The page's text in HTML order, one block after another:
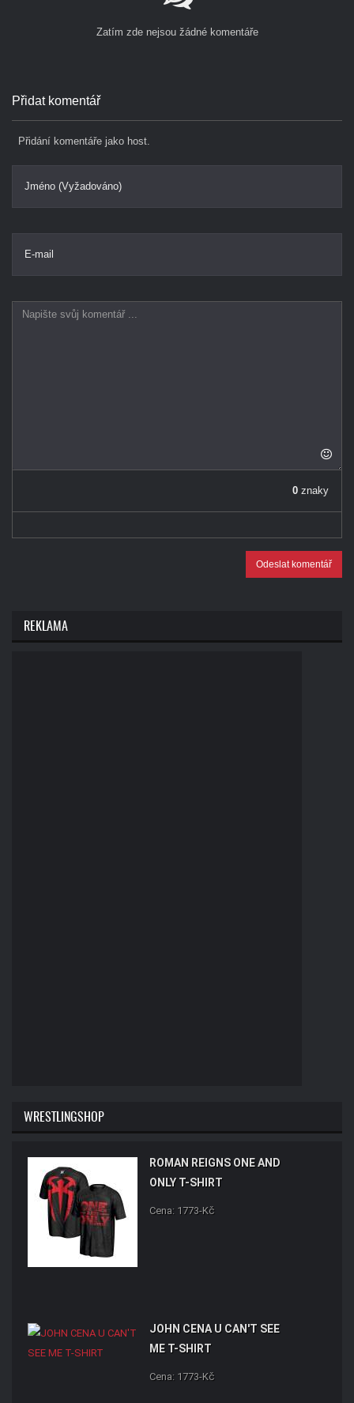
Zatím zde nejsou žádné komentáře
Přidat komentář
Přidání komentáře jako host.
Jméno (Vyžadováno)
E-mail
0 znaky
Odeslat komentář
REKLAMA
WRESTLINGSHOP
ROMAN REIGNS ONE AND
ONLY T-SHIRT
Cena: 1773-Kč
JOHN CENA U CAN'T SEE
ME T-SHIRT
Cena: 1773-Kč